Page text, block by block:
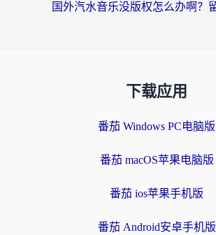
下载应用
番茄 Windows PC电脑版
番茄 macOS苹果电脑版
番茄 ios苹果手机版
番茄 Android安卓手机版